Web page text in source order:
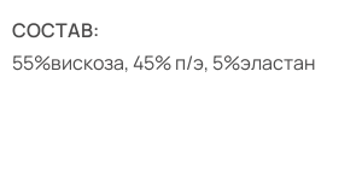
СОСТАВ:
55%вискоза, 45% п/э, 5%эластан